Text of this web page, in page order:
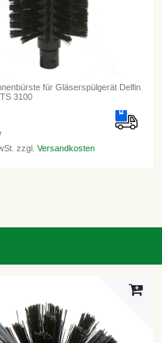
für Gläserspülgerät Delfin
3100
zzgl.Versandkosten